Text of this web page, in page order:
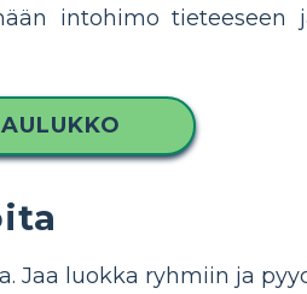
intohimo tieteeseen
Jaa luokka ryhmiin ja